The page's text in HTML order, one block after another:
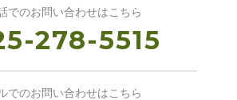
でのお問い合わせはこちら
278-5515
でのお問い合わせはこちら